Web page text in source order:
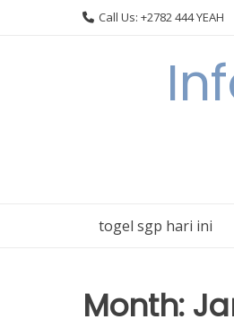
Call Us: +2782 444 YEAH
togel sgp hari ini
Month: